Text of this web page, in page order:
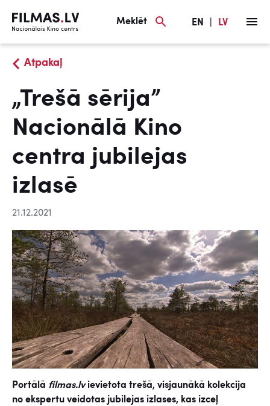
Meklēt EN LV
Atpakaļ
„Trešā sērija”
Nacionālā Kino
centra jubilejas
izlasē
21.12.2021
Portālā filmas.lvievietota trešā, visjaunākā kolekcija
no ekspertu veidotas jubilejas izlases, kas izceļ